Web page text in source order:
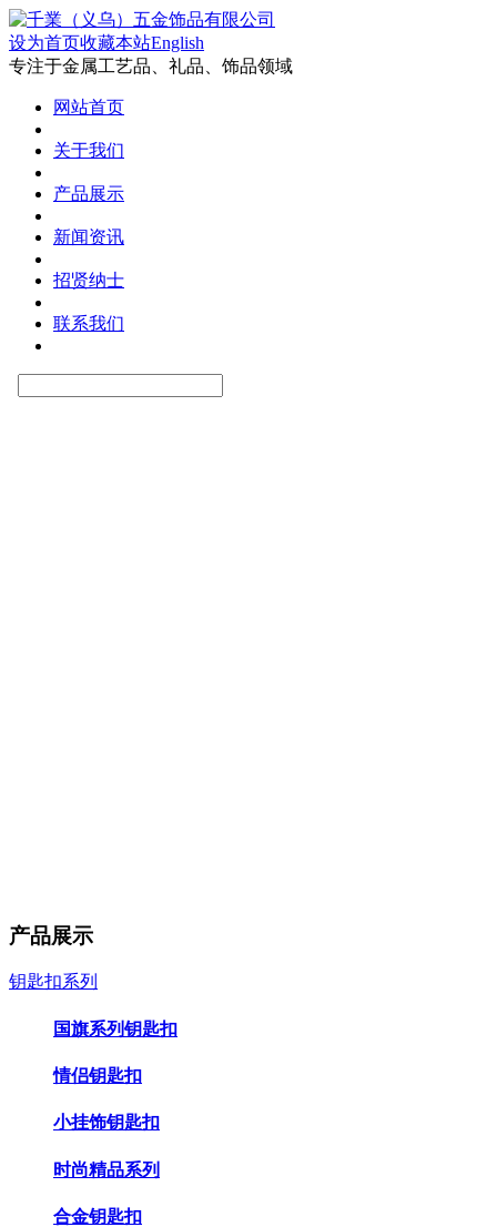
设为首页收藏本站English
专注于金属工艺品、礼品、饰品领域
网站首页
关于我们
产品展示
新闻资讯
招贤纳士
联系我们
产品展示
钥匙扣系列
国旗系列钥匙扣
情侣钥匙扣
小挂饰钥匙扣
时尚精品系列
合金钥匙扣